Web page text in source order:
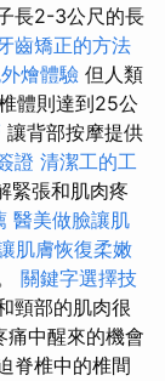
長2-3公尺的長
齒矯正的方法
燴體驗 但人類
體則達到25公
讓背部按摩提供
證 清潔工的工
緊張和肌肉疼
醫美做臉讓肌
肌膚恢復柔嫩
關鍵字選擇技
頸部的肌肉很
痛中醒來的機會
脊椎中的椎間